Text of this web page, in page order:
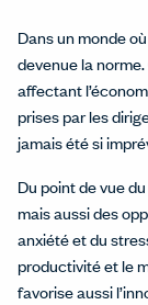
Dans un monde
devenue la
affectant
prises par les
jamais été si
Du point de vue
mais aussi des
anxiété et du
productivité et le
favorise aussi